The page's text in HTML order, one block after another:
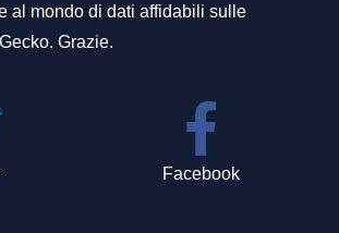
al mondo di dati affidabili sulle
Grazie.
Facebook